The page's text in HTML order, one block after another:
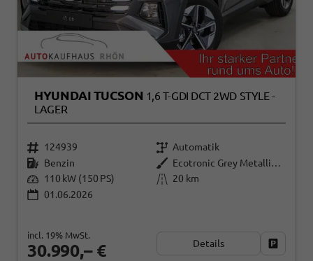
HYUNDAI TUCSON 1,6 T-GDI DCT 2WD STYLE -
LAGER
124939
Automatik
Benzin
Ecotronic Grey Metallic ()
110 kW (150 PS)
20 km
01.06.2026
30.990,– €
incl. 19% MwSt.
Details